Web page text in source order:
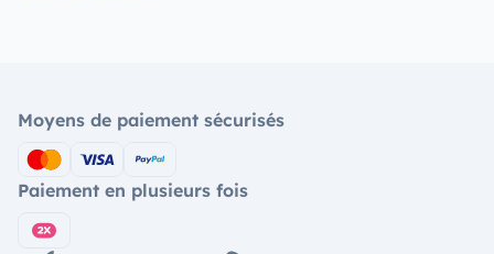
Moyens de paiement sécurisés
Paiement en plusieurs fois